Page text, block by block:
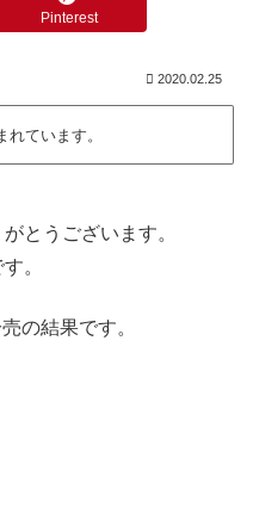
Pinterest
2020.02.25
ています。
とうございます。
。
の結果です。